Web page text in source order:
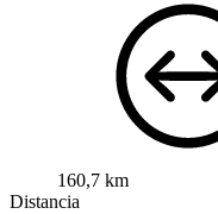
160,7 km
Distancia